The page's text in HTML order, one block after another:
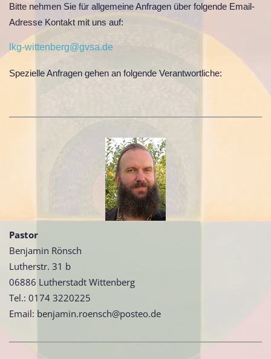
Bitte nehmen Sie für allgemeine Anfragen über folgende Email-
Adresse Kontakt mit uns auf:
lkg-wittenberg@gvsa.de
Spezielle Anfragen gehen an folgende Verantwortliche:
Pastor
Benjamin Rönsch
Lutherstr. 31 b
06886 Lutherstadt Wittenberg
Tel.: 0174 3220225
Email: benjamin.roensch@posteo.de